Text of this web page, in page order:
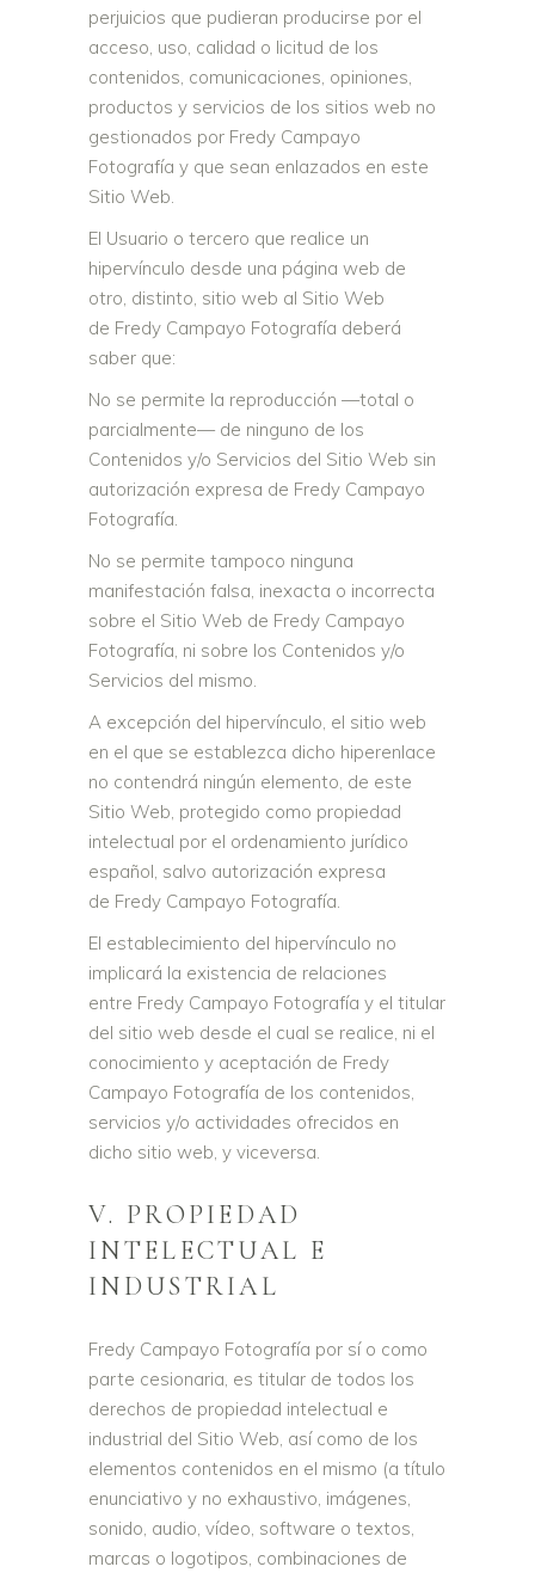
perjuicios que pudieran producirse por el
acceso, uso, calidad o licitud de los
contenidos, comunicaciones, opiniones,
productos y servicios de los sitios web no
gestionados por Fredy Campayo
Fotografía y que sean enlazados en este
Sitio Web.
El Usuario o tercero que realice un
hipervínculo desde una página web de
otro, distinto, sitio web al Sitio Web
de Fredy Campayo Fotografía deberá
saber que:
No se permite la reproducción —total o
parcialmente— de ninguno de los
Contenidos y/o Servicios del Sitio Web sin
autorización expresa de Fredy Campayo
Fotografía.
No se permite tampoco ninguna
manifestación falsa, inexacta o incorrecta
sobre el Sitio Web de Fredy Campayo
Fotografía, ni sobre los Contenidos y/o
Servicios del mismo.
A excepción del hipervínculo, el sitio web
en el que se establezca dicho hiperenlace
no contendrá ningún elemento, de este
Sitio Web, protegido como propiedad
intelectual por el ordenamiento jurídico
español, salvo autorización expresa
de Fredy Campayo Fotografía.
El establecimiento del hipervínculo no
implicará la existencia de relaciones
entre Fredy Campayo Fotografía y el titular
del sitio web desde el cual se realice, ni el
conocimiento y aceptación de Fredy
Campayo Fotografía de los contenidos,
servicios y/o actividades ofrecidos en
dicho sitio web, y viceversa.
V. PROPIEDAD
INTELECTUAL E
INDUSTRIAL
Fredy Campayo Fotografía por sí o como
parte cesionaria, es titular de todos los
derechos de propiedad intelectual e
industrial del Sitio Web, así como de los
elementos contenidos en el mismo (a título
enunciativo y no exhaustivo, imágenes,
sonido, audio, vídeo, software o textos,
marcas o logotipos, combinaciones de